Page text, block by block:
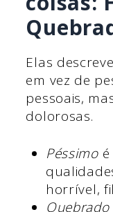
Elas
em vez de
pessoais,
dolorosas.
Péssimoé
horrível,
Quebrado